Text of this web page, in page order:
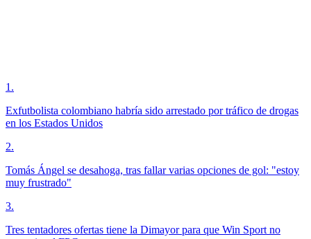
1 .
Exfutbolista colombiano habría sido arrestado por tráfico de drogas
en los Estados Unidos
2.
Tomás Ángel se desahoga, tras fallar varias opciones de gol: "estoy
muy frustrado"
3.
Tres tentadores ofertas tiene la Dimayor para que Win Sport no